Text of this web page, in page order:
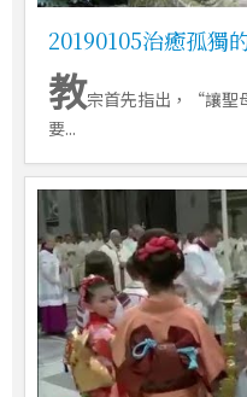
20190105治癒孤獨
教宗首先指出，“讓聖
要...